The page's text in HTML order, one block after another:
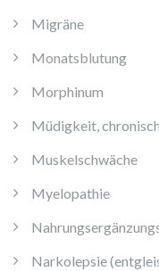
Migräne
Monatsblutung
Morphinum
Müdigkeit, chronisch
Muskelschwäche
Myelopathie
Narkolepsie